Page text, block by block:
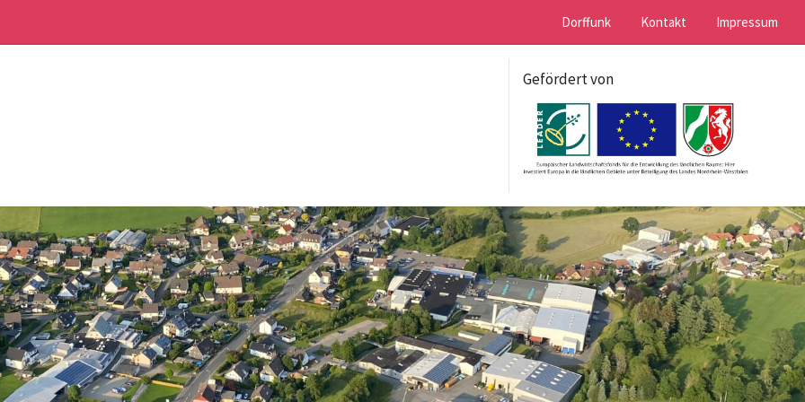
Dorffunk Kontakt Impressum
Gefördert von